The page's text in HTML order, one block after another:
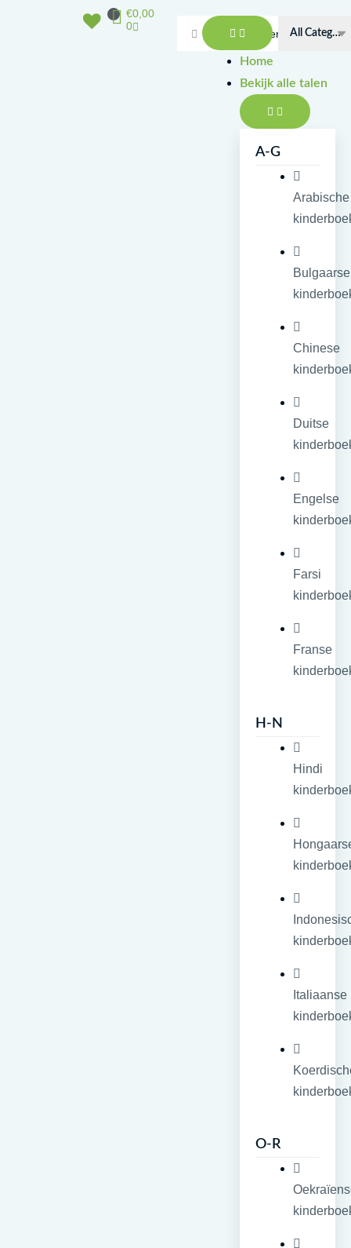
Search
Home
Bekijk alle talen
Bekijk
alle
Bekijk
alle
A-G
Arabische
Bulgaarse
Chinese
Duitse
Engelse
Farsi
Franse
H-N
Hindi
Italiaanse
O-R
€0,00
0
Winkelwagen